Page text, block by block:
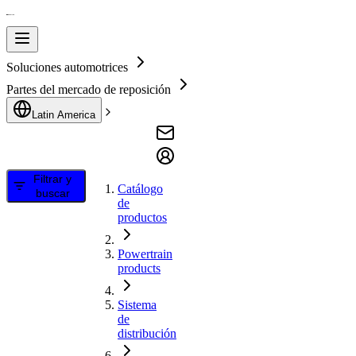
Soluciones automotrices
Partes del mercado de reposición
Latin America
Filtrar y
buscar
Catálogo
de
productos
Powertrain
products
Sistema
de
distribución